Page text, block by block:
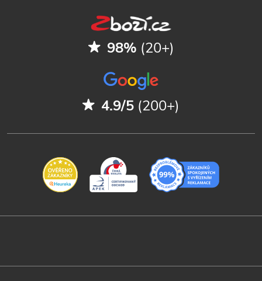
98% (20+)
4.9/5 (200+)